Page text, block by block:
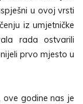
u ovoj vrsti
iz umjetničke
rada ostvarili
prvo mjesto u
ove godine nas je